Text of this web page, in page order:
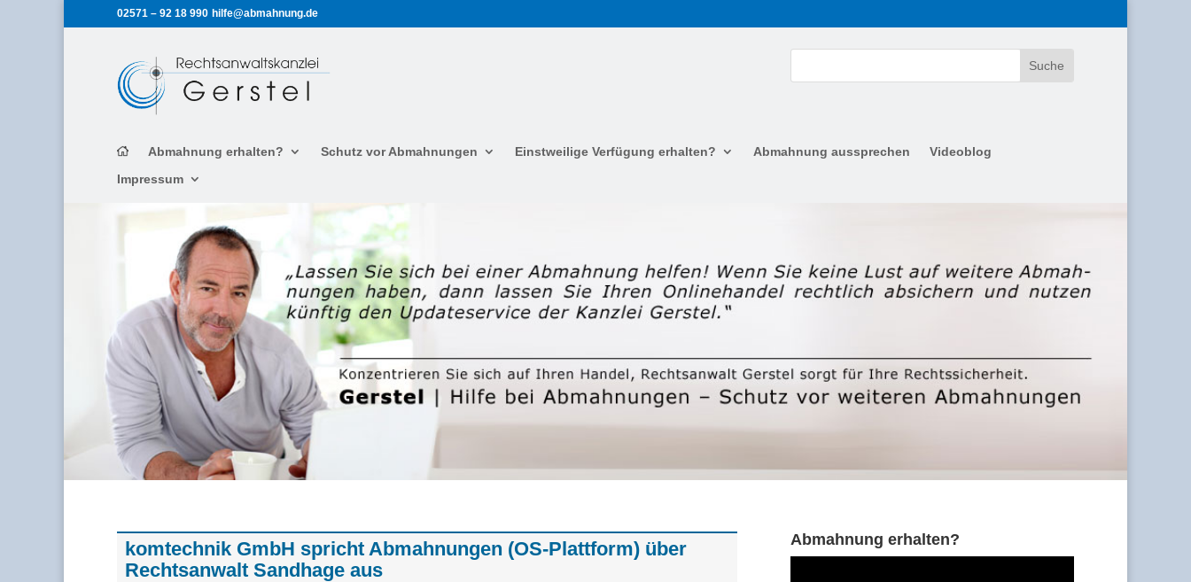
02571 – 92 18 990 hilfe@abmahnung.de
Abmahnung erhalten? Schutz vor Abmahnungen Einstweilige Verfügung erhalten? Abmahnung aussprechen
Videoblog
Impressum
komtechnik GmbH spricht Abmahnungen (OS-Plattform) über
Rechtsanwalt Sandhage aus
Abmahnung erhalten?